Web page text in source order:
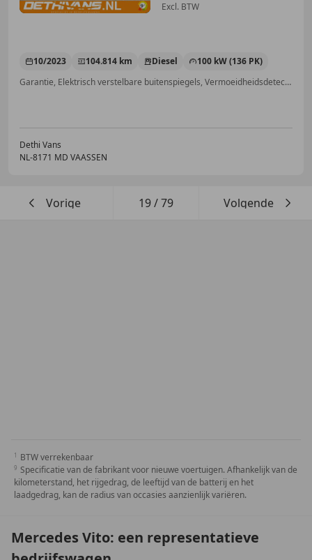
Excl. BTW
10/2023 104.814 km Diesel
100 kW (136 PK)
Garantie, Elektrisch verstelbare buitenspiegels, Vermoeidheidsdetectie, Airconditioning, Alarm, Centrale deurvergrendeling met afstandsbediening, Trekhaak, Apple CarPlay
Dethi Vans
NL-8171 MD VAASSEN
Vorige 19/79 Volgende
BTW verrekenbaar
Specificatie van de fabrikant voor nieuwe voertuigen. Afhankelijk van de
kilometerstand, het rijgedrag, de leeftijd van de batterij en het
laadgedrag, kan de radius van occasies aanzienlijk variëren.
Mercedes Vito: een representatieve